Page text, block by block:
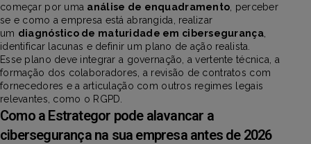
começar por uma análise de enquadramento , perceber
se e como a empresa está abrangida, realizar
um diagnóstico de maturidade em cibersegurança,
identificar lacunas e definir um plano de ação realista.
Esse plano deve integrar a governação, a vertente técnica, a
formação dos colaboradores, a revisão de contratos com
fornecedores e a articulação com outros regimes legais
relevantes, como o RGPD.
Como a Estrategor pode alavancar a
cibersegurança na sua empresa antes de 2026